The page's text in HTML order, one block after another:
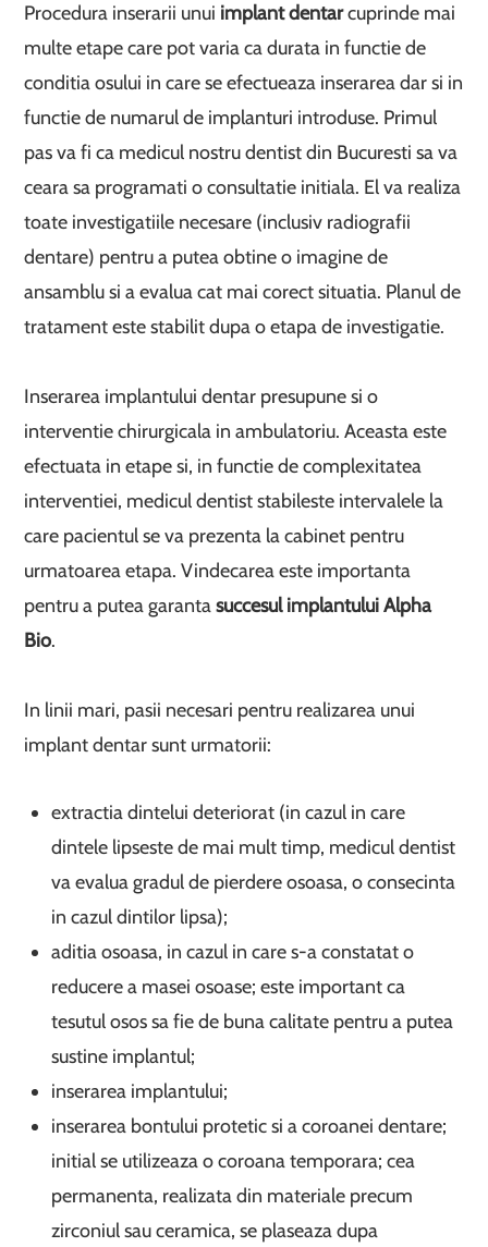
Procedura inserarii unui implant dentarcuprinde mai
multe etape care pot varia ca durata in functie de
conditia osului in care se efectueaza inserarea dar si in
functie de numarul de implanturi introduse. Primul
pas va fi ca medicul nostru dentist din Bucuresti sa va
ceara sa programati o consultatie initiala. El va realiza
toate investigatiile necesare (inclusiv radiografii
dentare) pentru a putea obtine o imagine de
ansamblu si a evalua cat mai corect situatia. Planul de
tratament este stabilit dupa o etapa de investigatie.
Inserarea implantului dentar presupune si o
interventie chirurgicala in ambulatoriu. Aceasta este
efectuata in etape si, in functie de complexitatea
interventiei, medicul dentist stabileste intervalele la
care pacientul se va prezenta la cabinet pentru
urmatoarea etapa. Vindecarea este importanta
pentru a putea garantasuccesul implantului Alpha
Bio.
In linii mari, pasii necesari pentru realizarea unui
implant dentar sunt urmatorii:
extractia dintelui deteriorat (in cazul in care
dintele lipseste de mai mult timp, medicul dentist
va evalua gradul de pierdere osoasa, o consecinta
in cazul dintilor lipsa);
aditia osoasa, in cazul in care s-a constatat o
reducere a masei osoase; este important ca
tesutul osos sa fie de buna calitate pentru a putea
sustine implantul;
inserarea implantului;
inserarea bontului protetic si a coroanei dentare;
initial se utilizeaza o coroana temporara; cea
permanenta, realizata din materiale precum
zirconiul sau ceramica, se plaseaza dupa